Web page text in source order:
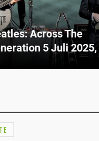
Across The
5 Juli 2025,
Ribu